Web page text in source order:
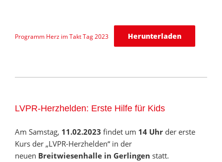
Programm Herz im Takt Tag 2023 Herunterladen
LVPR-Herzhelden: Erste Hilfe für Kids
Am Samstag, 11.02.2023 findet um 14 Uhr der erste
Kurs der „LVPR-Herzhelden“ in der
neuen Breitwiesenhalle in Gerlingen statt.